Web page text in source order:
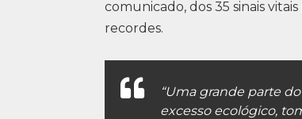
comunicado, dos 35 sinais
recordes.
“Uma grande parte
excesso ecológico,